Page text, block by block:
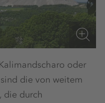
oder
die von weitem
die durch